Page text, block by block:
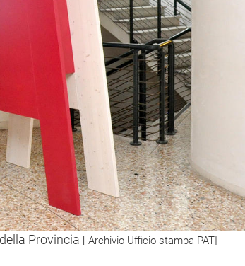
Provincia [ Archivio Ufficio stampa PAT]